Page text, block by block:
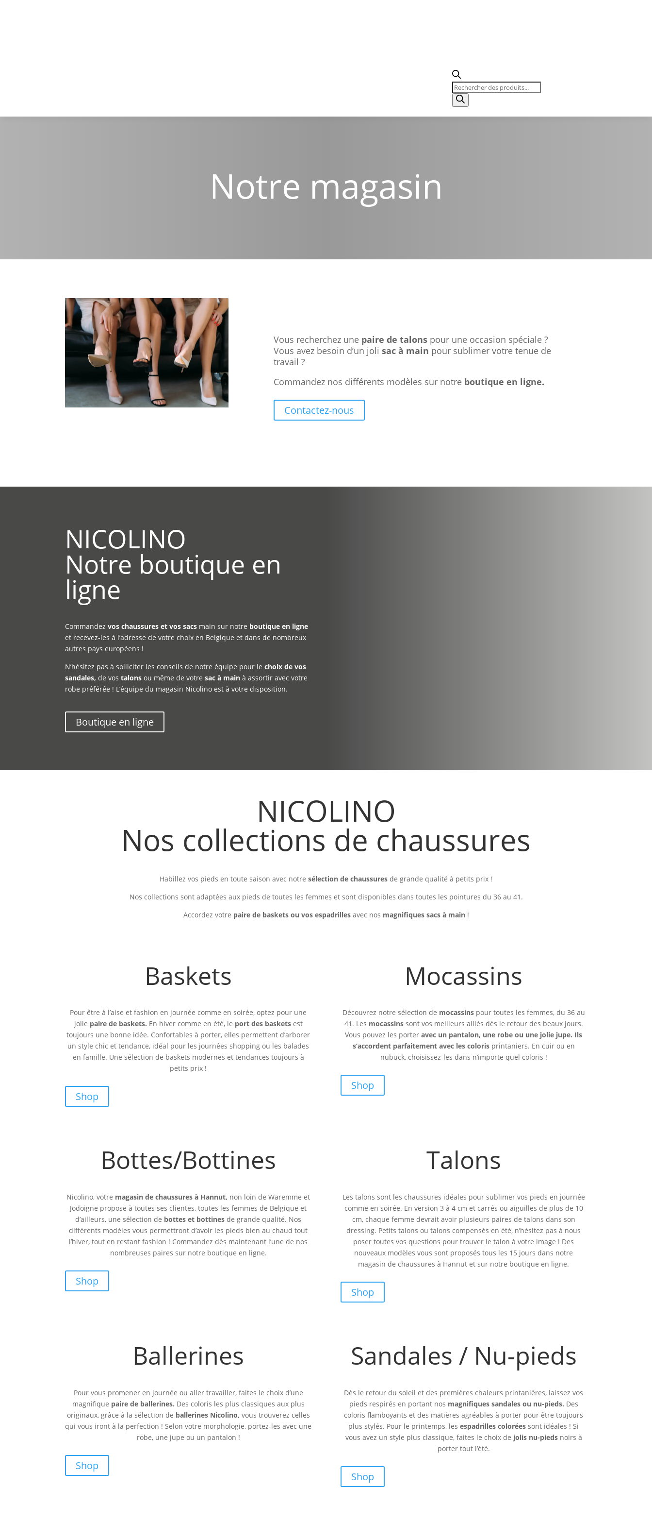
Recherche
de
produits
Notre magasin
Vous recherchez une paire de talonspour une occasion spéciale ?
Vous avez besoin d’un joli sac à main pour sublimer votre tenue de
travail ?
Commandez nos différents modèles sur notre boutique en ligne.
Contactez-nous
NICOLINO
Notre boutique en
ligne
Commandezvos chaussures et vos sacs main sur notre boutique en ligne
et recevez-les à l’adresse de votre choix en Belgique et dans de nombreux
autres pays européens !
N’hésitez pas à solliciter les conseils de notre équipe pour lechoix de vos
sandales, de vostalons ou même de votresac à main à assortir avec votre
robe préférée ! L’équipe du magasin Nicolino est à votre disposition.
Boutique en ligne
NICOLINO
Nos collections de chaussures
Habillez vos pieds en toute saison avec notre sélection de chaussures de grande qualité à petits prix !
Nos collections sont adaptées aux pieds de toutes les femmes et sont disponibles dans toutes les pointures du 36 au 41.
Accordez votre paire de baskets ou vos espadrilles avec nos magnifiques sacs à main !
Baskets
Pour être à l’aise et fashion en journée comme en soirée, optez pour une
jolie paire de baskets. En hiver comme en été, le port des basketsest
toujours une bonne idée. Confortables à porter, elles permettent d’arborer
un style chic et tendance, idéal pour les journées shopping ou les balades
en famille. Une sélection de baskets modernes et tendances toujours à
petits prix !
Shop
Mocassins
Découvrez notre sélection de mocassinspour toutes les femmes, du 36 au
41. Les mocassinssont vos meilleurs alliés dès le retour des beaux jours.
Vous pouvez les porteravec un pantalon, une robe ou une jolie jupe. Ils
s’accordent parfaitement avec les colorisprintaniers. En cuir ou en
nubuck, choisissez-les dans n’importe quel coloris !
Shop
Bottes/Bottines
Nicolino, votre magasin de chaussures à Hannut, non loin de Waremme et
Jodoigne propose à toutes ses clientes, toutes les femmes de Belgique et
d’ailleurs, une sélection de bottes et bottines de grande qualité. Nos
différents modèles vous permettront d’avoir les pieds bien au chaud tout
l’hiver, tout en restant fashion ! Commandez dès maintenant l’une de nos
nombreuses paires sur notre boutique en ligne.
Shop
Talons
Les talons sont les chaussures idéales pour sublimer vos pieds en journée
comme en soirée. En version 3 à 4 cm et carrés ou aiguilles de plus de 10
cm, chaque femme devrait avoir plusieurs paires de talons dans son
dressing. Petits talons ou talons compensés en été, n’hésitez pas à nous
poser toutes vos questions pour trouver le talon à votre image ! Des
nouveaux modèles vous sont proposés tous les 15 jours dans notre
magasin de chaussures à Hannut et sur notre boutique en ligne.
Shop
Ballerines
Pour vous promener en journée ou aller travailler, faites le choix d’une
magnifique paire de ballerines. Des coloris les plus classiques aux plus
originaux, grâce à la sélection de ballerines Nicolino, vous trouverez celles
qui vous iront à la perfection ! Selon votre morphologie, portez-les avec une
robe, une jupe ou un pantalon !
Shop
Sandales / Nu-pieds
Dès le retour du soleil et des premières chaleurs printanières, laissez vos
pieds respirés en portant nos magnifiques sandales ou nu-pieds. Des
coloris flamboyants et des matières agréables à porter pour être toujours
plus stylés. Pour le printemps, lesespadrilles colorées sont idéales ! Si
vous avez un style plus classique, faites le choix de jolis nu-piedsnoirs à
porter tout l’été.
Shop